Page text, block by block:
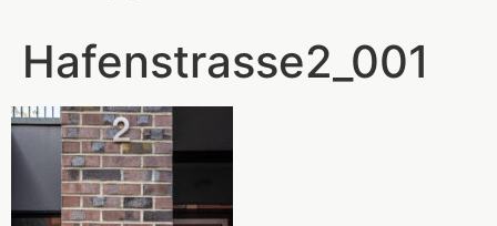
Hafenstrasse2_001